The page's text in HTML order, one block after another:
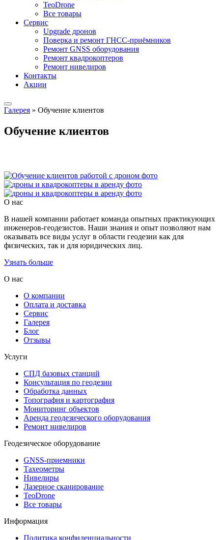
TeoDrone
Все товары
Сервис
Upgrade дронов
Поверка и ремонт ГНСС-приёмников
Ремонт GNSS оборудования
Ремонт квадрокоптеров
Ремонт нивелиров
Контакты
Акции
Галерея » Обучение клиентов
Обучение клиентов
О нас
В нашей компании работает команда опытных практикующих
инженеров-геодезистов. Наши знания и опыт позволяют нам
оказывать все виды услуг в области геодезии как для
физических, так и для юридических лиц.
Узнать больше
О нас
О компании
Оплата и доставка
Сервис
Галерея
Блог
Отзывы
Услуги
СПД базовых станций
Консультация по геодезии
Обработка данных
Топография и картография
Мониторинг объектов
Аренда геодезического оборудования
Ремонт нивелиров
Геодезическое оборудование
GNSS-приемники
Тахеометры
Нивелиры
Лазерное сканирование
TeoDrone
Все товары
Информация
Политика конфиденциальности